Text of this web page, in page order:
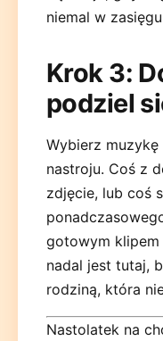
niemal w
Krok 3:
podziel
Wybierz
nastroju. Coś z
zdjęcie, lub coś
gotowym
nadal jest tutaj,
rodziną, która
Nastolatek na